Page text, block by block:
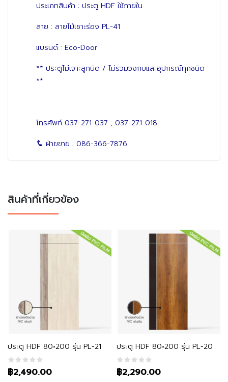
ประเภทสินค้า : ประตู HDF ใช้ภายใน
ลาย : ลายไม้เซาะร่อง PL-41
แบรนด์ : Eco-Door
** ประตูไม่เจาะลูกบิด / ไม่รวมวงกบและอุปกรณ์ทุกชนิด
**
โทรศัพท์ 037-271-037 , 037-271-018
ฝ่ายขาย : 086-366-7876
สินค้าที่เกี่ยวข้อง
ประตู HDF 80×200 รุ่น PL-21
฿2,490.00
หยิบใส่ตะกร้า ประตู HDF 80×200 รุ่น PL-20
฿2,290.00
หยิบใส่ตะกร้า